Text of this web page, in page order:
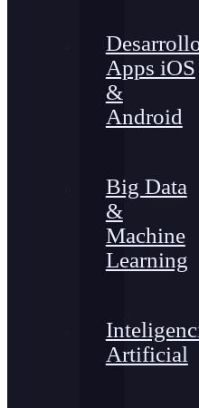
Apps iOS
&
Android
Big Data
&
Machine
Learning
Artificial